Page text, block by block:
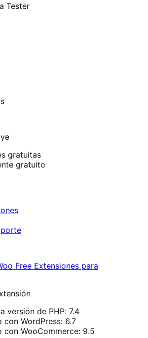
Tester
gratuitas
gratuito
Free Extensiones para
versión de PHP: 7.4
con WordPress: 6.7
con WooCommerce: 9.5